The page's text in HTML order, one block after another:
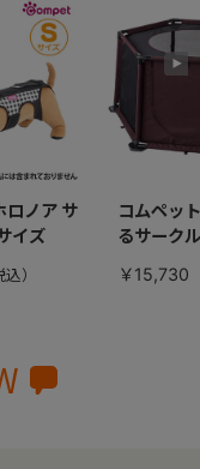
ロノア サ
イズ
コムペッ
るサーク
￥15,730